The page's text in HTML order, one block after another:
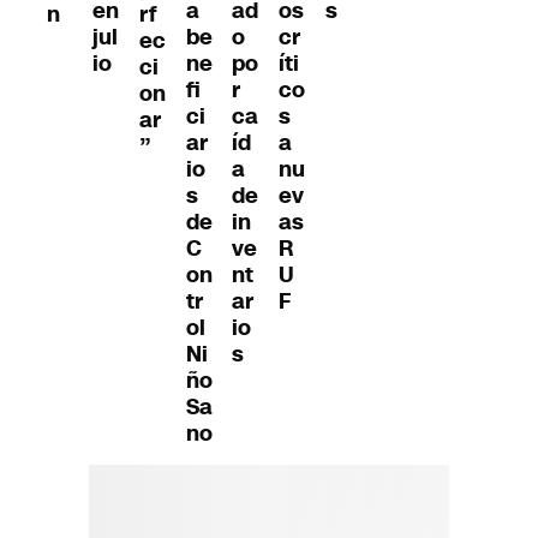
n
en
jul
io
rf
ec
ci
on
ar
”
a
be
ne
fi
ci
ar
io
s
de
C
on
tr
ol
Ni
ño
Sa
no
ad
o
po
r
ca
íd
a
de
in
ve
nt
ar
io
s
os
cr
íti
co
s
a
nu
ev
as
R
U
F
s